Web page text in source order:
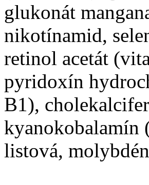
glukonát
nikotínamid,
retinol acetát
pyridoxín
B1),
kyanokobalamín
listová,